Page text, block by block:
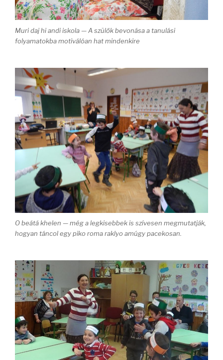
Muri daj hi andi iskola — A szülők bevonása a tanulási
folyamatokba motiválóan hat mindenkire
O beátá khelen — még a legkisebbek is szívesen megmutatják,
hogyan táncol egy piko roma raklyo amúgy pacekosan.